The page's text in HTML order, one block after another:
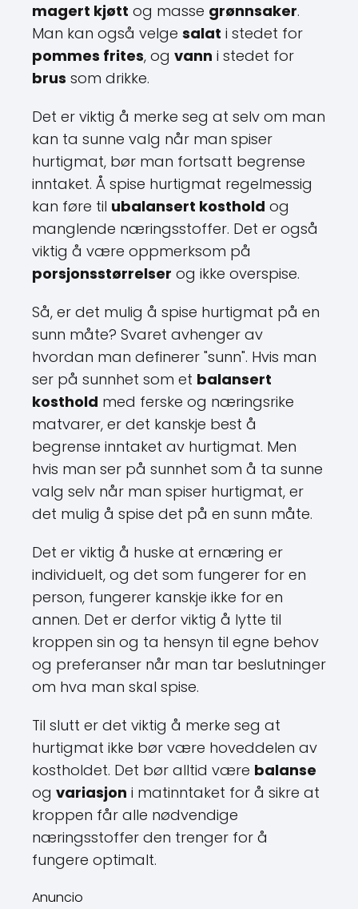
magert kjøtt og masse grønnsaker.
Man kan også velge salat i stedet for
pommes frites, og vann i stedet for
brus som drikke.
Det er viktig å merke seg at selv om man
kan ta sunne valg når man spiser
hurtigmat, bør man fortsatt begrense
inntaket. Å spise hurtigmat regelmessig
kan føre til ubalansert kosthold og
manglende næringsstoffer. Det er også
viktig å være oppmerksom på
porsjonsstørrelser og ikke overspise.
Så, er det mulig å spise hurtigmat på en
sunn måte? Svaret avhenger av
hvordan man definerer "sunn". Hvis man
ser på sunnhet som et balansert
kosthold med ferske og næringsrike
matvarer, er det kanskje best å
begrense inntaket av hurtigmat. Men
hvis man ser på sunnhet som å ta sunne
valg selv når man spiser hurtigmat, er
det mulig å spise det på en sunn måte.
Det er viktig å huske at ernæring er
individuelt, og det som fungerer for en
person, fungerer kanskje ikke for en
annen. Det er derfor viktig å lytte til
kroppen sin og ta hensyn til egne behov
og preferanser når man tar beslutninger
om hva man skal spise.
Til slutt er det viktig å merke seg at
hurtigmat ikke bør være hoveddelen av
kostholdet. Det bør alltid være balanse
og variasjon i matinntaket for å sikre at
kroppen får alle nødvendige
næringsstoffer den trenger for å
fungere optimalt.
Anuncio